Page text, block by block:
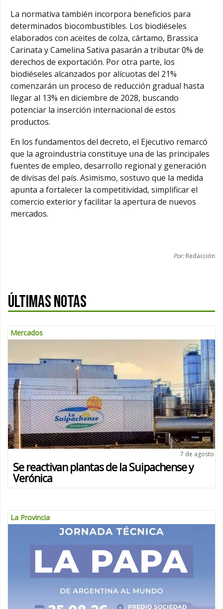
La normativa también incorpora beneficios para
determinados biocombustibles. Los biodiéseles
elaborados con aceites de colza, cártamo, Brassica
Carinata y Camelina Sativa pasarán a tributar 0% de
derechos de exportación. Por otra parte, los
biodiéseles alcanzados por alícuotas del 21%
comenzarán un proceso de reducción gradual hasta
llegar al 13% en diciembre de 2028, buscando
potenciar la inserción internacional de estos
productos.
En los fundamentos del decreto, el Ejecutivo remarcó
que la agroindustria constituye una de las principales
fuentes de empleo, desarrollo regional y generación
de divisas del país. Asimismo, sostuvo que la medida
apunta a fortalecer la competitividad, simplificar el
comercio exterior y facilitar la apertura de nuevos
mercados.
Por:Redacción
ÚLTIMAS NOTAS
Mercados
7 de agosto
Se reactivan plantas de la Suipachense y
Verónica
La Provincia